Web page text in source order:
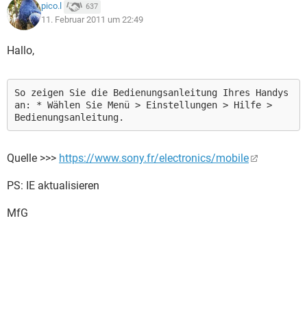
pico.l 637
11. Februar 2011 um 22:49
Hallo,
So zeigen Sie die Bedienungsanleitung Ihres Handys
an: * Wählen Sie Menü > Einstellungen > Hilfe >
Bedienungsanleitung.
Quelle >>> https://www.sony.fr/electronics/mobile
PS: IE aktualisieren
MfG